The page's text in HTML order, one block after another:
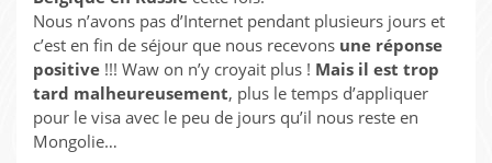
Nous n’avons pas d’Internet pendant plusieurs jours et
c’est en fin de séjour que nous recevons une réponse
positive !!! Waw on n’y croyait plus ! Mais il est trop
tard malheureusement, plus le temps d’appliquer
pour le visa avec le peu de jours qu’il nous reste en
Mongolie…